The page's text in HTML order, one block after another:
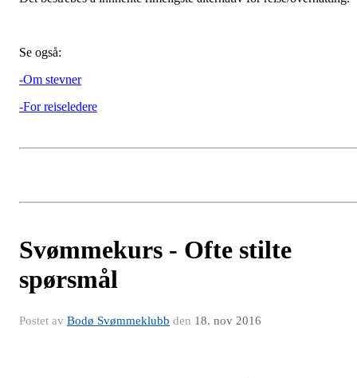
Se også:
-Om stevner
-For reiseledere
Svømmekurs - Ofte stilte
spørsmål
Postet av Bodø Svømmeklubb den 18. nov 2016